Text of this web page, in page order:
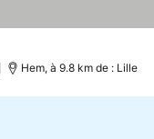
Hem, à 9.8 km de : Lille